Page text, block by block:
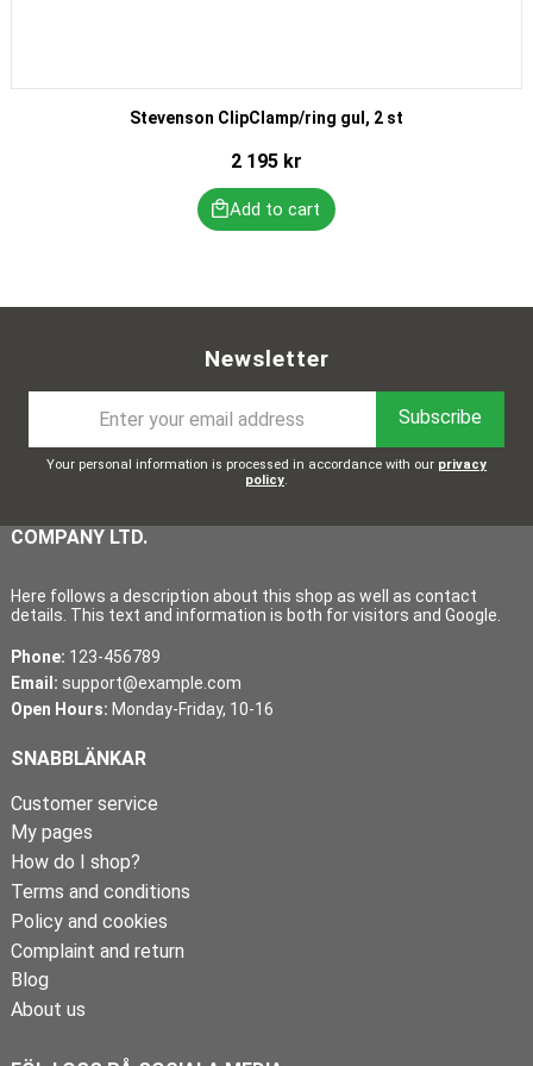
Stevenson ClipClamp/ring gul, 2 st
2 195kr
Newsletter
Subscribe
Your personal information is processed in accordance with our privacy
policy.
COMPANY LTD.
Here follows a description about this shop as well as contact
details. This text and information is both for visitors and Google.
Phone: 123-456789
Email: support@example.com
Open Hours: Monday-Friday, 10-16
SNABBLÄNKAR
Customer service
My pages
How do I shop?
Terms and conditions
Policy and cookies
Complaint and return
Blog
About us